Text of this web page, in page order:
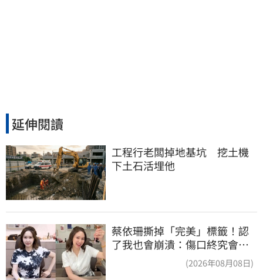
延伸閱讀
工程行老闆掉地基坑　挖土機
下土石活埋他
蔡依珊撕掉「完美」標籤！認
了我也會崩潰：傷口終究會癒
(2026年08月08日)